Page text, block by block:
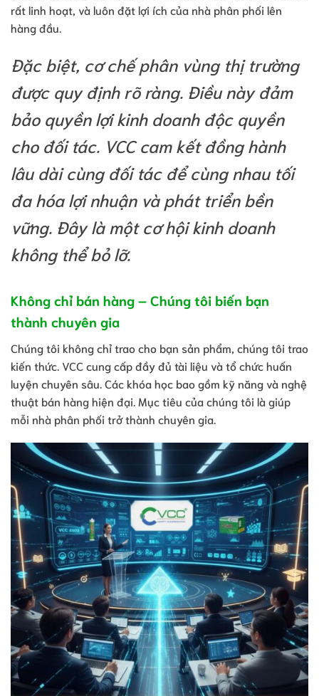
rất linh hoạt, và luôn đặt lợi ích của nhà phân phối lên
hàng đầu.
Đặc biệt, cơ chế phân vùng thị trường
được quy định rõ ràng. Điều này đảm
bảo quyền lợi kinh doanh độc quyền
cho đối tác. VCC cam kết đồng hành
lâu dài cùng đối tác để cùng nhau tối
đa hóa lợi nhuận và phát triển bền
vững. Đây là một cơ hội kinh doanh
không thể bỏ lỡ.
Không chỉ bán hàng – Chúng tôi biến bạn
thành chuyên gia
Chúng tôi không chỉ trao cho bạn sản phẩm, chúng tôi trao
kiến thức. VCC cung cấp đầy đủ tài liệu và tổ chức huấn
luyện chuyên sâu. Các khóa học bao gồm kỹ năng và nghệ
thuật bán hàng hiện đại. Mục tiêu của chúng tôi là giúp
mỗi nhà phân phối trở thành chuyên gia.